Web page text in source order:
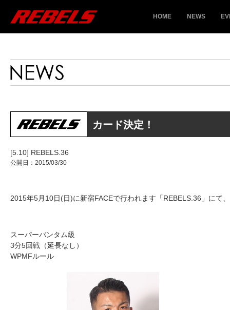
HOME NEWS
カード決定！
[5.10] REBELS.36
公開日：2015/03/30
2015年5月10日(日)に新宿FACEで行われます「REBELS.36」にて
スーパーバンタム級
3分5回戦（延長なし）
WPMFルール